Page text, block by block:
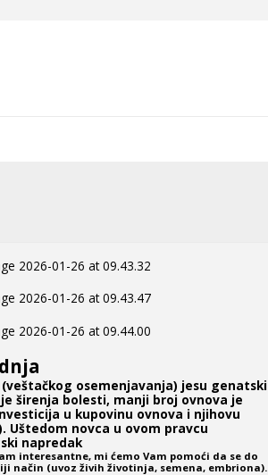
osemenjavanja) jesu genatski
širenja bolesti, manji broj ovnova je
u kupovinu ovnova i njihovu
Uštedom novca u ovom pravcu
napredak
interesantne, mi ćemo Vam pomoći da se do
način (uvoz živih životinja, semena, embriona).